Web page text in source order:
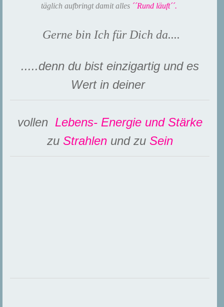
täglich aufbringt damit alles ´´Rund läuft´´.
Gerne bin Ich für Dich da....
.....denn du bist einzigartig und es
Wert in deiner
vollen Lebens- Energie und Stärke
zu Strahlen und zu Sein